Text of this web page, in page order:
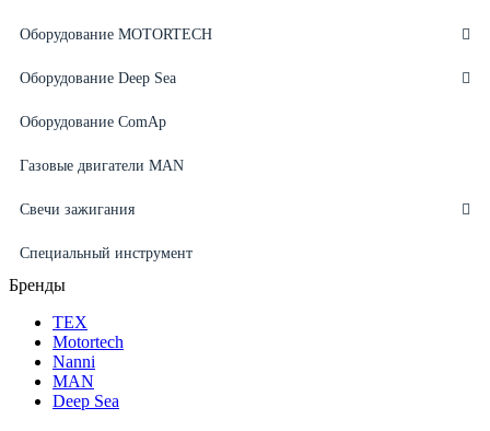
Оборудование MOTORTECH
Оборудование Deep Sea
Оборудование ComAp
Газовые двигатели MAN
Свечи зажигания
Специальный инструмент
Бренды
ТЕХ
Motortech
Nanni
MAN
Deep Sea